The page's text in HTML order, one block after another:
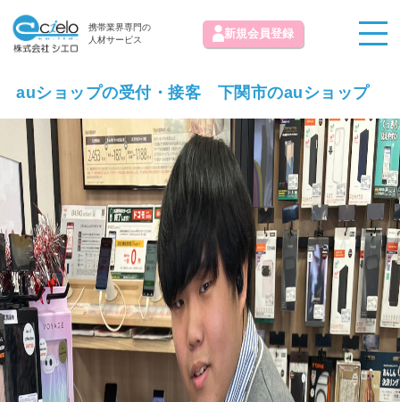
携帯業界専門の
人材サービス
新規会員登録
auショップの受付・接客 下関市のauショップ
初めての方へ
お気に入り求人
お問い合わせ
よくある質問
利用規約
運営会社 免責事項
プライバシーポリシー
© 株式会社シエロ All Rights Reserved.